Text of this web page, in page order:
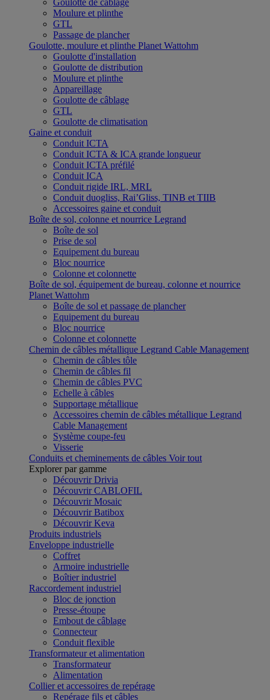
Goulotte de câblage
Moulure et plinthe
GTL
Passage de plancher
Goulotte, moulure et plinthe Planet Wattohm
Goulotte d'installation
Goulotte de distribution
Moulure et plinthe
Appareillage
Goulotte de câblage
GTL
Goulotte de climatisation
Gaine et conduit
Conduit ICTA
Conduit ICTA & ICA grande longueur
Conduit ICTA préfilé
Conduit ICA
Conduit rigide IRL, MRL
Conduit duogliss, Rai’Gliss, TINB et TIIB
Accessoires gaine et conduit
Boîte de sol, colonne et nourrice Legrand
Boîte de sol
Prise de sol
Equipement du bureau
Bloc nourrice
Colonne et colonnette
Boîte de sol, équipement de bureau, colonne et nourrice
Planet Wattohm
Boîte de sol et passage de plancher
Equipement du bureau
Bloc nourrice
Colonne et colonnette
Chemin de câbles métallique Legrand Cable Management
Chemin de câbles tôle
Chemin de câbles fil
Chemin de câbles PVC
Echelle à câbles
Supportage métallique
Accessoires chemin de câbles métallique Legrand
Cable Management
Système coupe-feu
Visserie
Conduits et cheminements de câbles Voir tout
Explorer par gamme
Découvrir Drivia
Découvrir CABLOFIL
Découvrir Mosaic
Découvrir Batibox
Découvrir Keva
Produits industriels
Enveloppe industrielle
Coffret
Armoire industrielle
Boîtier industriel
Raccordement industriel
Bloc de jonction
Presse-étoupe
Embout de câblage
Connecteur
Conduit flexible
Transformateur et alimentation
Transformateur
Alimentation
Collier et accessoires de repérage
Repérage fils et câbles